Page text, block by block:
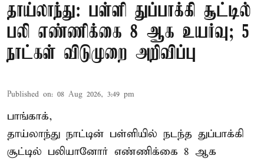
தாய்லாந்து: பள்ளி துப்பாக்கி சூட்டில்
பலி எண்ணிக்கை 8 ஆக உயர்வு; 5
நாட்கள் விடுமுறை அறிவிப்பு
Published on: 08 Aug 2026, 3:49 pm
பாங்காக்,
தாய்லாந்து நாட்டின் பள்ளியில் நடந்த துப்பாக்கி
சூட்டில் பலியானோர் எண்ணிக்கை 8 ஆக